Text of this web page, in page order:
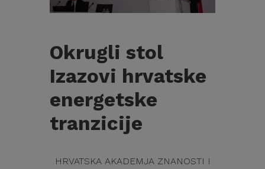
Okrugli stol
Izazovi hrvatske
energetske
tranzicije
HRVATSKA AKADEMJA ZNANOSTI I